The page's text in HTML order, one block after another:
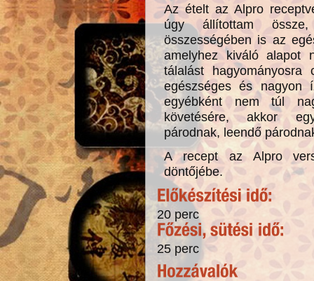
Az ételt az Alpro
úgy állítottam
összességében is az
amelyhez kiváló alapot
tálalást hagyományosra
egészséges és nagyon
egyébként nem túl
követésére, akkor
párodnak, leendő
A recept az Alpro
döntőjébe.
20 perc
25 perc